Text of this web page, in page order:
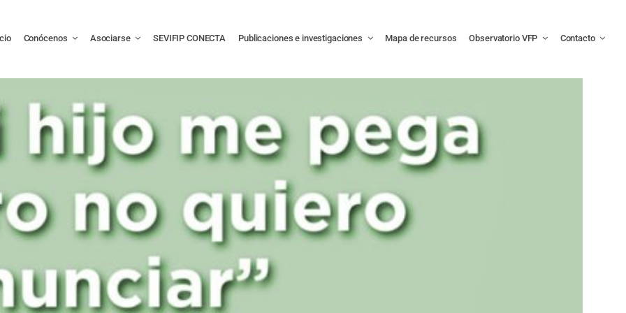
Conócenos Asociarse SEVIFIP CONECTA Publicaciones e investigaciones Mapa de recursos Observatorio VFP Contacto